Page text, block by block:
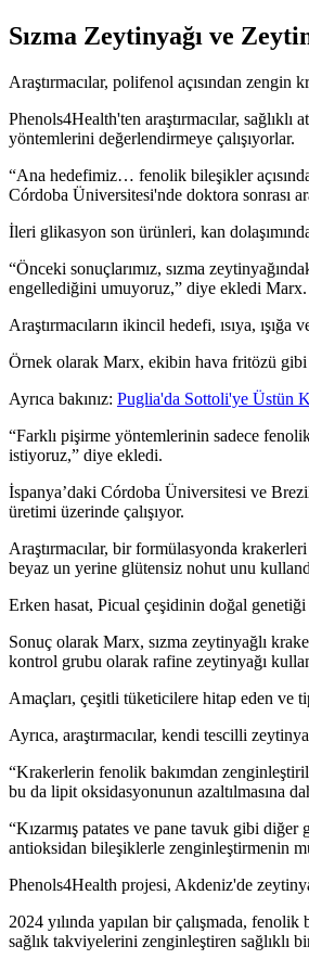
Sızma Zeytinyağı ve
Araştırmacılar, polifenol açısından
Phenols4Health'ten araştırmacılar,
yöntemlerini değerlendirmeye çalışıyorlar.
“Ana hedefimiz… fenolik bileşikler
Córdoba Üniversitesi'nde doktora sonrası
İleri glikasyon son ürünleri, kan
“Önceki sonuçlarımız, sızma
engellediğini umuyoruz,” diye ekledi Marx.
Araştırmacıların ikincil hedefi, ısıya, ışığa
Örnek olarak Marx, ekibin hava fritözü
Ayrıca bakınız: Puglia'da Sottoli'ye Üstün
“Farklı pişirme yöntemlerinin sadece
istiyoruz,” diye ekledi.
İspanya’daki Córdoba Üniversitesi ve
üretimi üzerinde çalışıyor.
Araştırmacılar, bir formülasyonda
beyaz un yerine glütensiz nohut unu
Erken hasat, Picual çeşidinin doğal
Sonuç olarak Marx, sızma zeytinyağlı
kontrol grubu olarak rafine zeytinyağı
Amaçları, çeşitli tüketicilere hitap eden ve
Ayrıca, araştırmacılar, kendi tescilli
“Krakerlerin fenolik bakımdan
bu da lipit oksidasyonunun azaltılmasına
“Kızarmış patates ve pane tavuk gibi
antioksidan bileşiklerle zenginleştirmenin
Phenols4Health projesi, Akdeniz'de
2024 yılında yapılan bir çalışmada,
sağlık takviyelerini zenginleştiren sağlıklı